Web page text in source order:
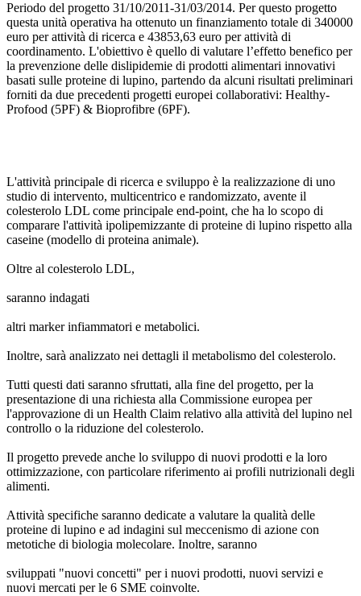
Periodo del progetto 31/10/2011-31/03/2014. Per questo progetto
questa unità operativa ha ottenuto un finanziamento totale di 340000
euro per attività di ricerca e 43853,63 euro per attività di
coordinamento. L'obiettivo è quello di valutare l’effetto benefico per
la prevenzione delle dislipidemie di prodotti alimentari innovativi
basati sulle proteine ​​di lupino, partendo da alcuni risultati preliminari
forniti da due precedenti progetti europei collaborativi: Healthy-
Profood (5PF) & Bioprofibre (6PF).
L'attività principale di ricerca e sviluppo è la realizzazione di uno
studio di intervento, multicentrico e randomizzato, avente il
colesterolo LDL come principale end-point, che ha lo scopo di
comparare l'attività ipolipemizzante di proteine ​​di lupino rispetto alla
caseine (modello di proteina animale).
Oltre al colesterolo LDL,
saranno indagati
altri marker infiammatori e metabolici.
Inoltre, sarà analizzato nei dettagli il metabolismo del colesterolo.
Tutti questi dati saranno sfruttati, alla fine del progetto, per la
presentazione di una richiesta alla Commissione europea per
l'approvazione di un Health Claim relativo alla attività del lupino nel
controllo o la riduzione del colesterolo.
Il progetto prevede anche lo sviluppo di nuovi prodotti e la loro
ottimizzazione, con particolare riferimento ai profili nutrizionali degli
alimenti.
Attività specifiche saranno dedicate a valutare la qualità delle
proteine ​​di lupino e ad indagini sul meccenismo di azione con
metotiche di biologia molecolare. Inoltre, saranno
sviluppati "nuovi concetti" per i nuovi prodotti, nuovi servizi e
nuovi mercati per le 6 SME coinvolte.